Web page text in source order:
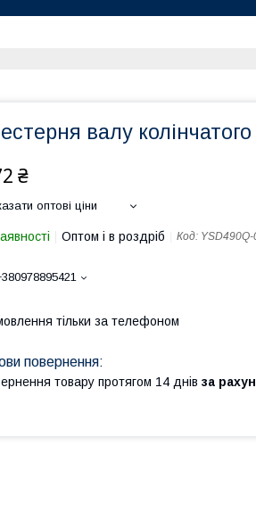
валу
₴
оптові ціни
Оптом і в роздріб Код:
тільки за телефоном
товару протягом 14 днів за